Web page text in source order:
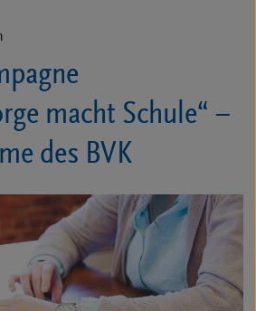
macht Schule“ –
des BVK